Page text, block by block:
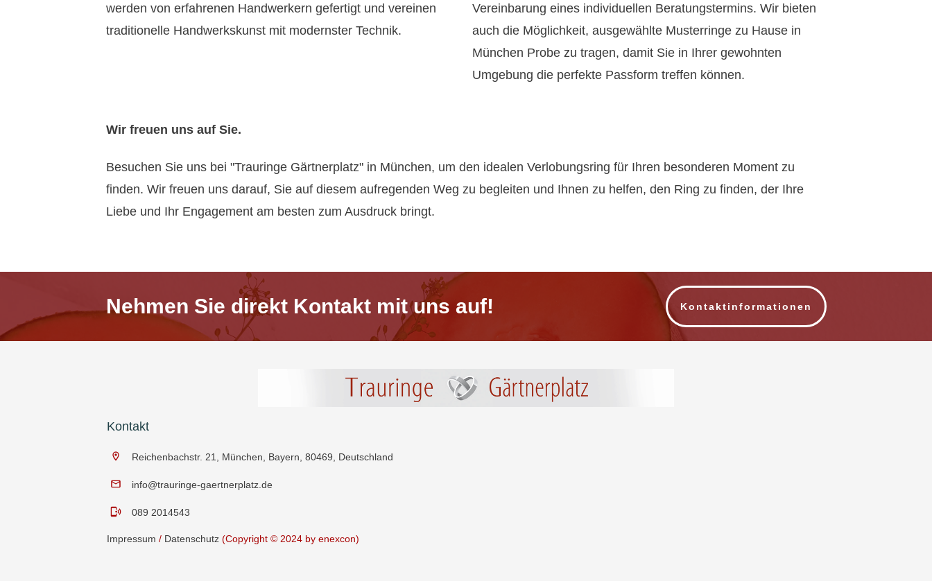
werden von erfahrenen Handwerkern gefertigt und vereinen
traditionelle Handwerkskunst mit modernster Technik.
Vereinbarung eines individuellen Beratungstermins. Wir bieten
auch die Möglichkeit, ausgewählte Musterringe zu Hause in
München Probe zu tragen, damit Sie in Ihrer gewohnten
Umgebung die perfekte Passform treffen können.
Wir freuen uns auf Sie.
Besuchen Sie uns bei "Trauringe Gärtnerplatz" in München, um den idealen Verlobungsring für Ihren besonderen Moment zu
finden. Wir freuen uns darauf, Sie auf diesem aufregenden Weg zu begleiten und Ihnen zu helfen, den Ring zu finden, der Ihre
Liebe und Ihr Engagement am besten zum Ausdruck bringt.
Nehmen Sie direkt Kontakt mit uns auf! Kontaktinformationen
Kontakt
Reichenbachstr. 21, München, Bayern, 80469, Deutschland
info@trauringe-gaertnerplatz.de
089 2014543
Impressum / Datenschutz (Copyright © 2024 by enexcon)